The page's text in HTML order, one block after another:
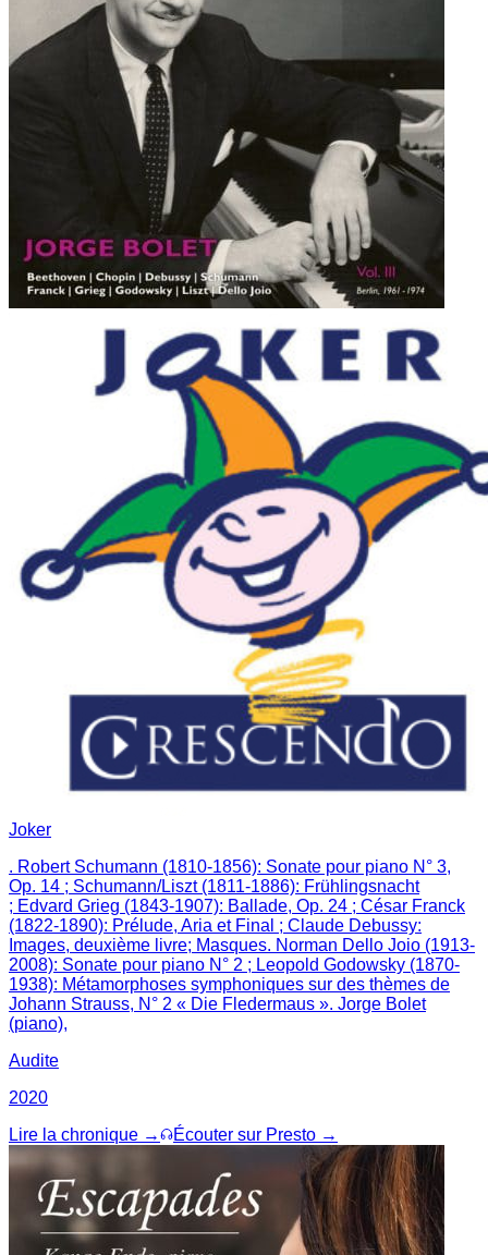
Joker
. Robert Schumann (1810-1856): Sonate pour piano N° 3,
Op. 14 ; Schumann/Liszt (1811-1886): Frühlingsnacht
; Edvard Grieg (1843-1907): Ballade, Op. 24 ; César Franck
(1822-1890): Prélude, Aria et Final ; Claude Debussy:
Images, deuxième livre; Masques. Norman Dello Joio (1913-
2008): Sonate pour piano N° 2 ; Leopold Godowsky (1870-
1938): Métamorphoses symphoniques sur des thèmes de
Johann Strauss, N° 2 « Die Fledermaus ». Jorge Bolet
(piano),
Audite
2020
Lire la chronique →
Écouter sur Presto →